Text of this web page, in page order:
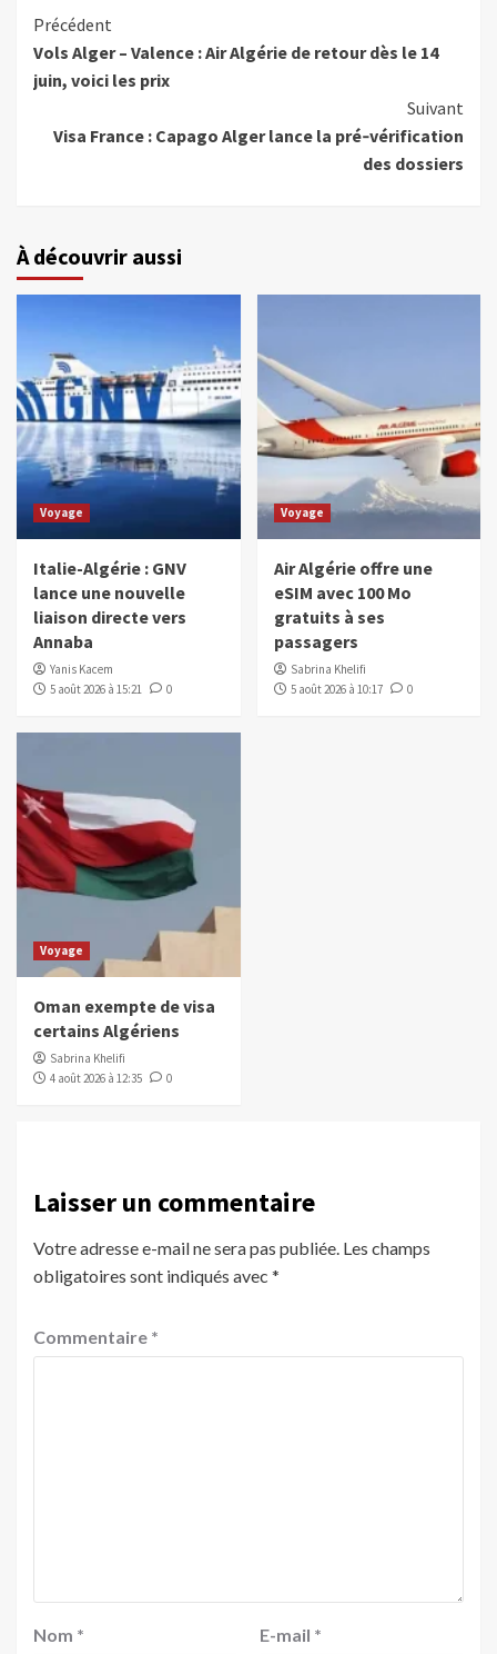
Précédent
Vols Alger – Valence : Air Algérie de retour dès le 14
juin, voici les prix
Suivant
Visa France : Capago Alger lance la pré‑vérification
des dossiers
À découvrir aussi
Voyage
Italie-Algérie : GNV
lance une nouvelle
liaison directe vers
Annaba
Yanis Kacem
5 août 2026 à 15:21
0
Voyage
Air Algérie offre une
eSIM avec 100 Mo
gratuits à ses
passagers
Sabrina Khelifi
5 août 2026 à 10:17
0
Voyage
Oman exempte de visa
certains Algériens
Sabrina Khelifi
4 août 2026 à 12:35
0
Laisser un commentaire
Votre adresse e-mail ne sera pas publiée. Les champs
obligatoires sont indiqués avec *
Commentaire *
Nom * E-mail *